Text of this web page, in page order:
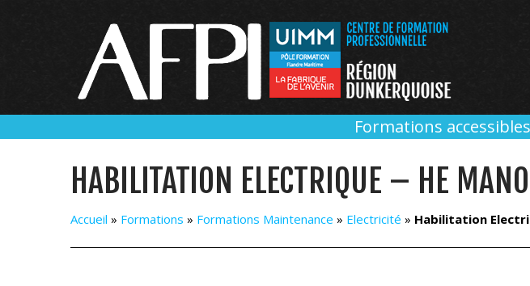
Formations
HABILITATION ELECTRIQUE – HE
Accueil » Formations » Formations Maintenance » Electricité » Habilitation